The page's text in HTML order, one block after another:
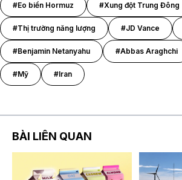
#Eo biển Hormuz #Xung đột Trung Đông
#Thị trường năng lượng #JD Vance
#Benjamin Netanyahu #Abbas Araghchi
#Mỹ #Iran
BÀI LIÊN QUAN